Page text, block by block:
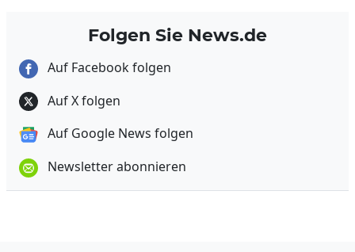
Folgen Sie News.de
Auf Facebook folgen
Auf X folgen
Auf Google News folgen
Newsletter abonnieren